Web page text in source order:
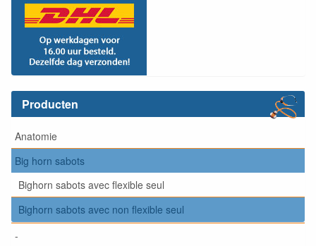
Producten
Anatomie
Big horn sabots
Bighorn sabots avec flexible seul
Bighorn sabots avec non flexible seul
-